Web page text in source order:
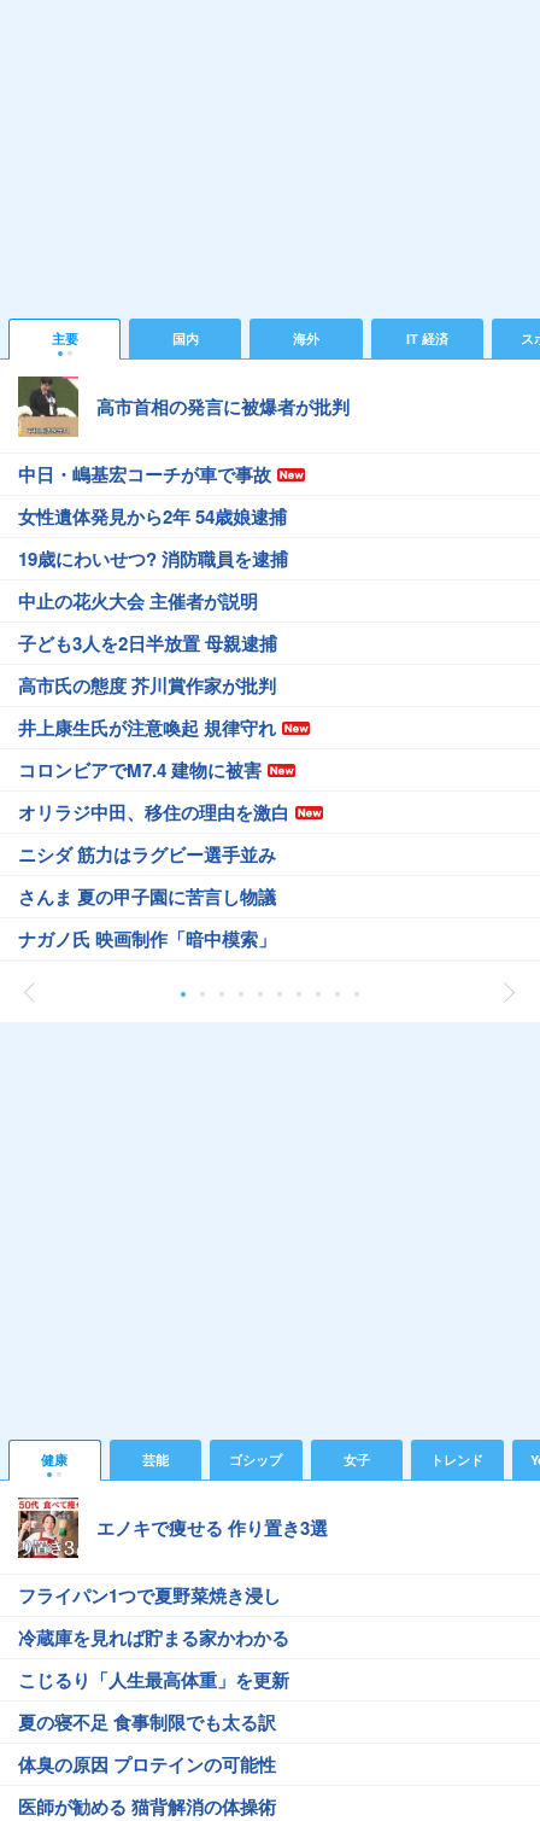
主要 国内 海外 IT 経済 ス
高市首相の発言に被爆者が批判
中日・嶋基宏コーチが車で事故
女性遺体発見から2年 54歳娘逮捕
19歳にわいせつ? 消防職員を逮捕
中止の花火大会 主催者が説明
子ども3人を2日半放置 母親逮捕
高市氏の態度 芥川賞作家が批判
井上康生氏が注意喚起 規律守れ
コロンビアでM7.4 建物に被害
オリラジ中田、移住の理由を激白
ニシダ 筋力はラグビー選手並み
さんま 夏の甲子園に苦言し物議
ナガノ氏 映画制作「暗中模索」
健康 芸能 ゴシップ 女子 トレンド
エノキで痩せる 作り置き3選
フライパン1つで夏野菜焼き浸し
冷蔵庫を見れば貯まる家かわかる
こじるり「人生最高体重」を更新
夏の寝不足 食事制限でも太る訳
体臭の原因 プロテインの可能性
医師が勧める 猫背解消の体操術